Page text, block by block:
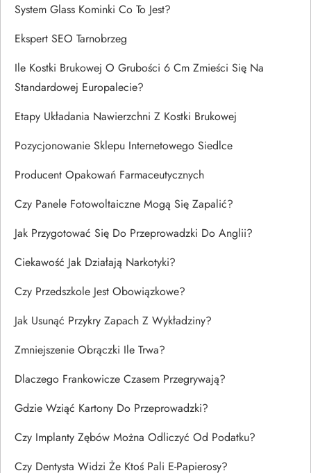
System Glass Kominki Co To Jest?
Ekspert SEO Tarnobrzeg
Ile Kostki Brukowej O Grubości 6 Cm Zmieści Się Na
Standardowej Europalecie?
Etapy Układania Nawierzchni Z Kostki Brukowej
Pozycjonowanie Sklepu Internetowego Siedlce
Producent Opakowań Farmaceutycznych
Czy Panele Fotowoltaiczne Mogą Się Zapalić?
Jak Przygotować Się Do Przeprowadzki Do Anglii?
Ciekawość Jak Działają Narkotyki?
Czy Przedszkole Jest Obowiązkowe?
Jak Usunąć Przykry Zapach Z Wykładziny?
Zmniejszenie Obrączki Ile Trwa?
Dlaczego Frankowicze Czasem Przegrywają?
Gdzie Wziąć Kartony Do Przeprowadzki?
Czy Implanty Zębów Można Odliczyć Od Podatku?
Czy Dentysta Widzi Że Ktoś Pali E-Papierosy?